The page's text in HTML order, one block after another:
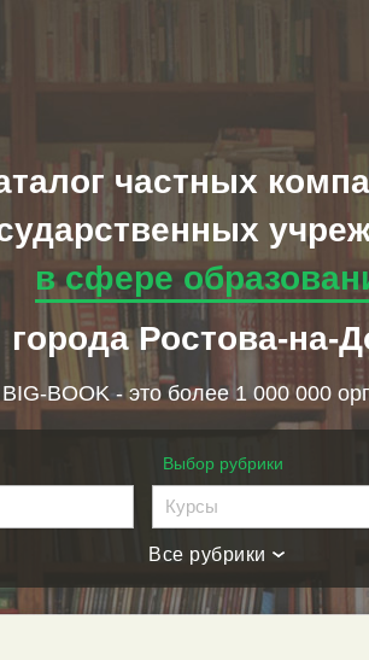
частных
в сфере
города Ростова-на-
BOOK - это более 1 000 000
Выбор рубрики
Все рубрики